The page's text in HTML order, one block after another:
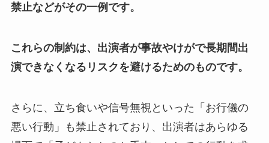
禁止などがその一例です。
これらの制約は、出演者が事故やけがで長期間出
演できなくなるリスクを避けるためのものです。
さらに、立ち食いや信号無視といった「お行儀の
悪い行動」も禁止されており、出演者はあらゆる